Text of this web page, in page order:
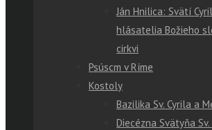
Ján Hnilica: Svätí
hlásatelia Božieho
cirkvi
Psúscm v Ríme
Kostoly
Bazilika Sv. Cyrila a
Diecézna Svätyňa